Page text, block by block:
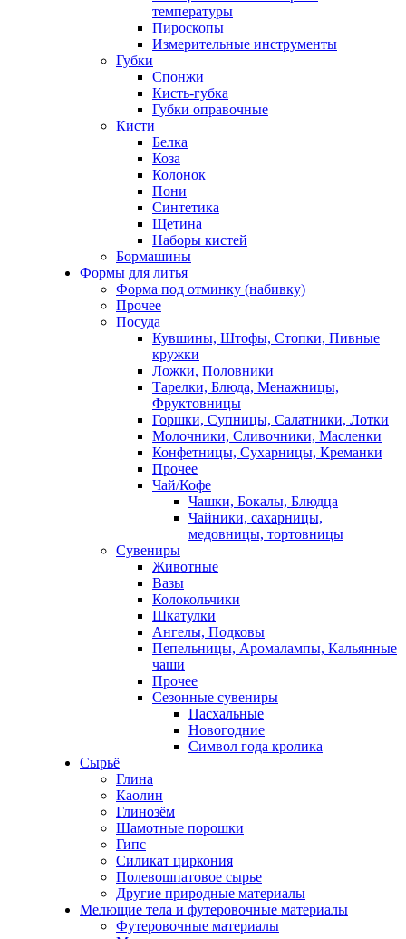
температуры
Пироскопы
Измерительные инструменты
Губки
Спонжи
Кисть-губка
Губки оправочные
Кисти
Белка
Коза
Колонок
Пони
Синтетика
Щетина
Наборы кистей
Бормашины
Формы для литья
Форма под отминку (набивку)
Прочее
Посуда
Кувшины, Штофы, Стопки, Пивные
кружки
Ложки, Половники
Тарелки, Блюда, Менажницы,
Фруктовницы
Горшки, Супницы, Салатники, Лотки
Молочники, Сливочники, Масленки
Конфетницы, Сухарницы, Креманки
Прочее
Чай/Кофе
Чашки, Бокалы, Блюдца
Чайники, сахарницы,
медовницы, тортовницы
Сувениры
Животные
Вазы
Колокольчики
Шкатулки
Ангелы, Подковы
Пепельницы, Аромалампы, Кальянные
чаши
Прочее
Сезонные сувениры
Пасхальные
Новогодние
Символ года кролика
Сырьё
Глина
Каолин
Глинозём
Шамотные порошки
Гипс
Силикат циркония
Полевошпатовое сырье
Другие природные материалы
Мелющие тела и футеровочные материалы
Футеровочные материалы